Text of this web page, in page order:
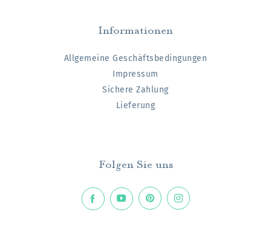
Informationen
Allgemeine Geschäftsbedingungen
Impressum
Sichere Zahlung
Lieferung
Folgen Sie uns